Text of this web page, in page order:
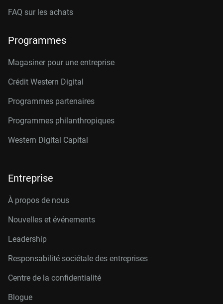
FAQ sur les achats
Programmes
Magasiner pour une entreprise
Crédit Western Digital
Programmes partenaires
Programmes philanthropiques
Western Digital Capital
Entreprise
À propos de nous
Nouvelles et événements
Leadership
Responsabilité sociétale des entreprises
Centre de la confidentialité
Blogue